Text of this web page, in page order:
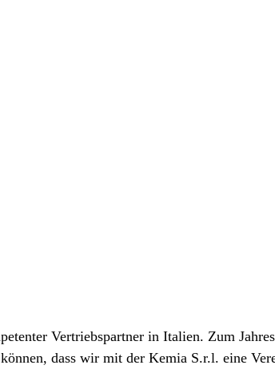
Vertriebspartner in Italien. Zum
dass wir mit der Kemia S.r.l. eine